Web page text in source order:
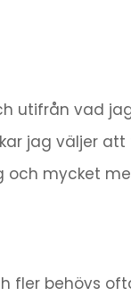
utifrån vad
jag väljer
och mycket
fler behövs